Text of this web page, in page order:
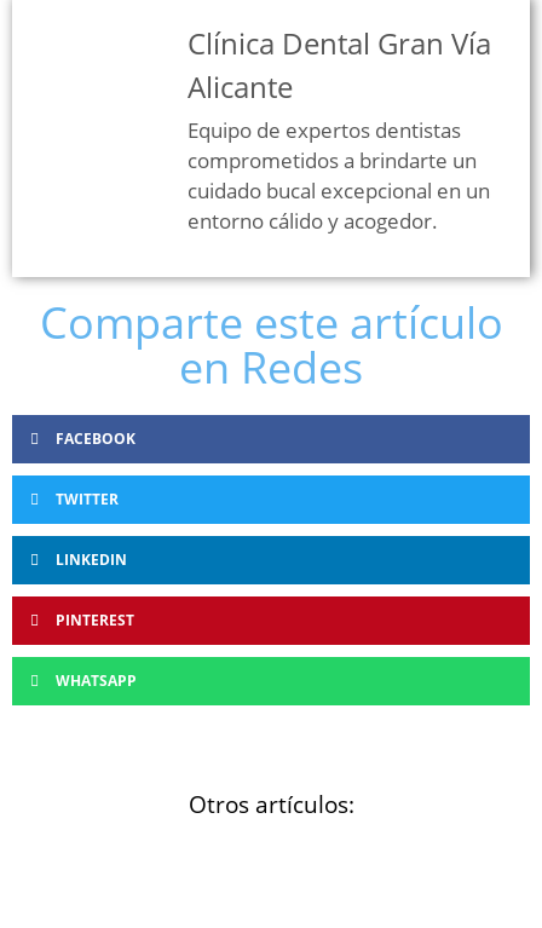
Clínica Dental Gran Vía
Alicante
Equipo de expertos dentistas
comprometidos a brindarte un
cuidado bucal excepcional en un
entorno cálido y acogedor.
Comparte este artículo
en Redes
FACEBOOK
TWITTER
LINKEDIN
PINTEREST
WHATSAPP
Otros artículos: